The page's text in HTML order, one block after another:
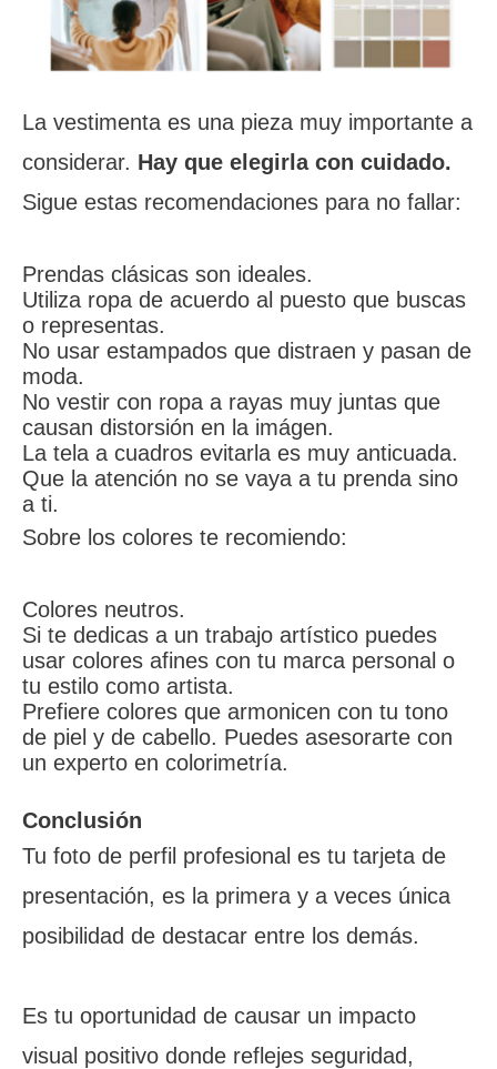
La vestimenta es una pieza muy importante a
considerar. Hay que elegirla con cuidado.
Sigue estas recomendaciones para no fallar:
Prendas clásicas son ideales.
Utiliza ropa de acuerdo al puesto que buscas
o representas.
No usar estampados que distraen y pasan de
moda.
No vestir con ropa a rayas muy juntas que
causan distorsión en la imágen.
La tela a cuadros evitarla es muy anticuada.
Que la atención no se vaya a tu prenda sino
a ti.
Sobre los colores te recomiendo:
Colores neutros.
Si te dedicas a un trabajo artístico puedes
usar colores afines con tu marca personal o
tu estilo como artista.
Prefiere colores que armonicen con tu tono
de piel y de cabello. Puedes asesorarte con
un experto en colorimetría.
Conclusión
Tu foto de perfil profesional es tu tarjeta de
presentación, es la primera y a veces única
posibilidad de destacar entre los demás.
Es tu oportunidad de causar un impacto
visual positivo donde reflejes seguridad,